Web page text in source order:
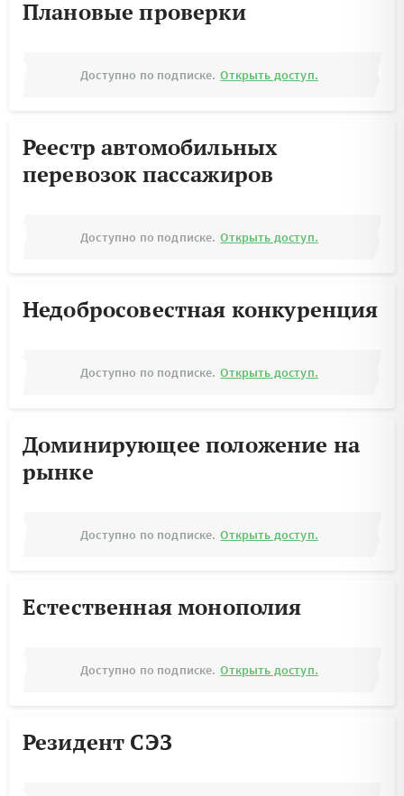
Плановые проверки
Доступно по подписке. Открыть доступ.
Реестр автомобильных
перевозок пассажиров
Доступно по подписке. Открыть доступ.
Недобросовестная конкуренция
Доступно по подписке. Открыть доступ.
Доминирующее положение на
рынке
Доступно по подписке. Открыть доступ.
Естественная монополия
Доступно по подписке. Открыть доступ.
Резидент СЭЗ